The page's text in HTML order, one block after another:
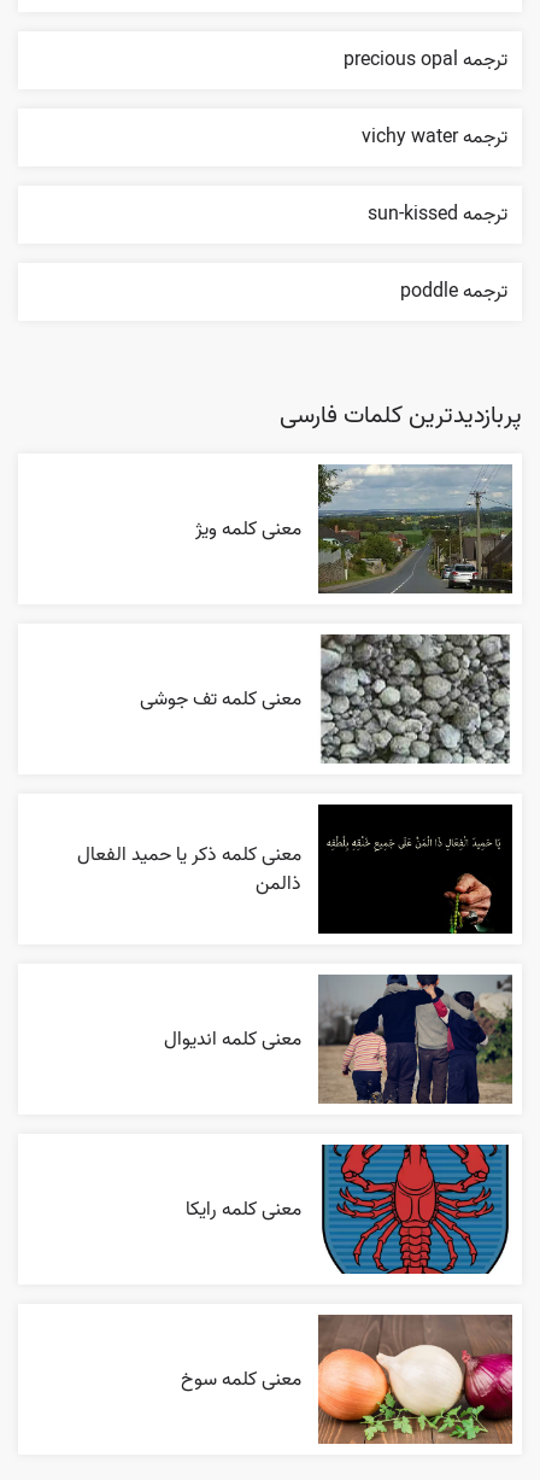
ترجمه precious opal
ترجمه vichy water
ترجمه sun-kissed
ترجمه poddle
پربازدیدترین کلمات فارسی
معنی کلمه ویژ
معنی کلمه تف جوشی
معنی کلمه ذکر یا حمید الفعال
ذالمن
معنی کلمه اندیوال
معنی کلمه رایکا
معنی کلمه سوخ